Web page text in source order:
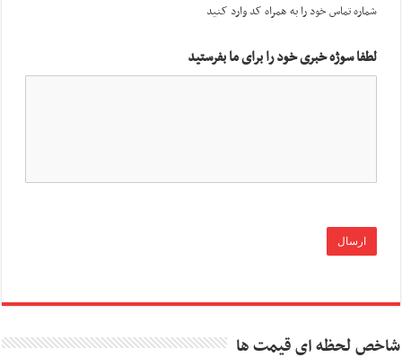
شماره تماس خود را به همراه کد وارد کنید
لطفا سوژه خبری خود را برای ما بفرستید
شاخص لحظه ای قیمت ها